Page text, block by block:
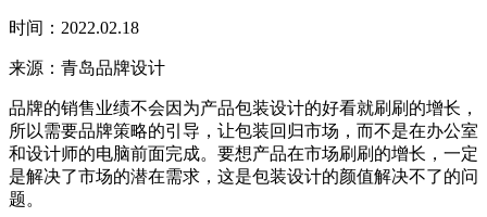
时间：2022.02.18
来源：青岛品牌设计
品牌的销售业绩不会因为产品包装设计的好看就刷刷的增长，
所以需要品牌策略的引导，让包装回归市场，而不是在办公室
和设计师的电脑前面完成。要想产品在市场刷刷的增长，一定
是解决了市场的潜在需求，这是包装设计的颜值解决不了的问
题。